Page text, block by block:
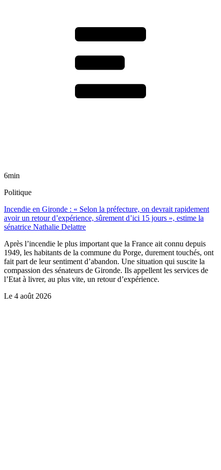
6min
Politique
Incendie en Gironde : « Selon la préfecture, on devrait rapidement
avoir un retour d’expérience, sûrement d’ici 15 jours », estime la
sénatrice Nathalie Delattre
Après l’incendie le plus important que la France ait connu depuis
1949, les habitants de la commune du Porge, durement touchés, ont
fait part de leur sentiment d’abandon. Une situation qui suscite la
compassion des sénateurs de Gironde. Ils appellent les services de
l’Etat à livrer, au plus vite, un retour d’expérience.
Le 4 août 2026